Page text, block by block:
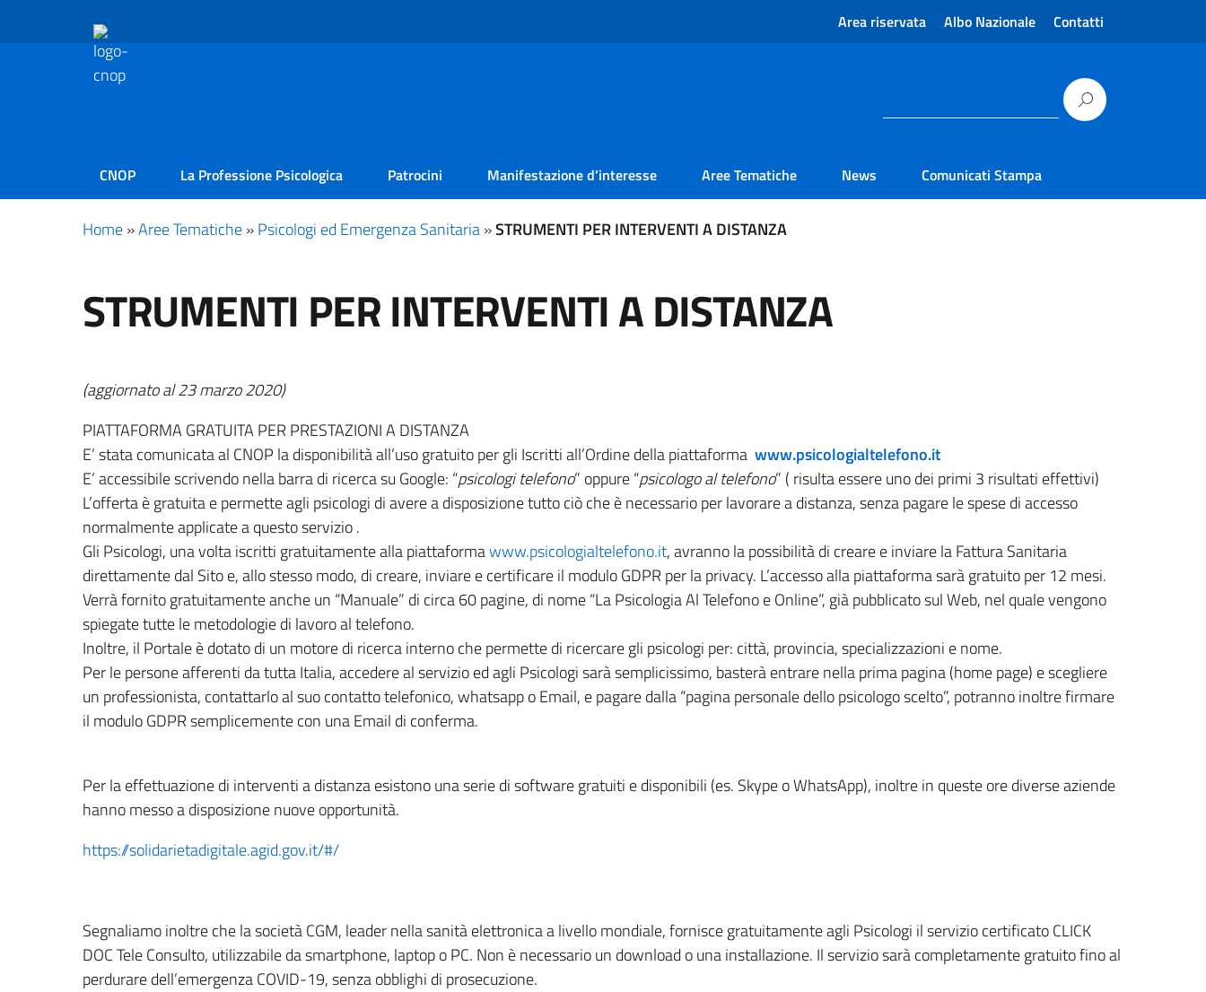
Area riservata Albo Nazionale Contatti
CNOP La Professione Psicologica Patrocini Manifestazione d’interesse Aree Tematiche News Comunicati Stampa
Home»Aree Tematiche»Psicologi ed Emergenza Sanitaria»STRUMENTI PER INTERVENTI A DISTANZA
STRUMENTI PER INTERVENTI A DISTANZA
(aggiornato al 23 marzo 2020)
PIATTAFORMA GRATUITA PER PRESTAZIONI A DISTANZA
E’ stata comunicata al CNOP la disponibilità all’uso gratuito per gli Iscritti all’Ordine della piattaforma www.psicologialtelefono.it
E’ accessibile scrivendo nella barra di ricerca su Google: “psicologi telefono” oppure “psicologo al telefono” ( risulta essere uno dei primi 3 risultati effettivi)
L’offerta è gratuita e permette agli psicologi di avere a disposizione tutto ciò che è necessario per lavorare a distanza, senza pagare le spese di accesso
normalmente applicate a questo servizio .
Gli Psicologi, una volta iscritti gratuitamente alla piattaformawww.psicologialtelefono.it, avranno la possibilità di creare e inviare la Fattura Sanitaria
direttamente dal Sito e, allo stesso modo, di creare, inviare e certificare il modulo GDPR per la privacy. L’accesso alla piattaforma sarà gratuito per 12 mesi.
Verrà fornito gratuitamente anche un “Manuale” di circa 60 pagine, di nome “La Psicologia Al Telefono e Online”, già pubblicato sul Web, nel quale vengono
spiegate tutte le metodologie di lavoro al telefono.
Inoltre, il Portale è dotato di un motore di ricerca interno che permette di ricercare gli psicologi per: città, provincia, specializzazioni e nome.
Per le persone afferenti da tutta Italia, accedere al servizio ed agli Psicologi sarà semplicissimo, basterà entrare nella prima pagina (home page) e scegliere
un professionista, contattarlo al suo contatto telefonico, whatsapp o Email, e pagare dalla “pagina personale dello psicologo scelto”, potranno inoltre firmare
il modulo GDPR semplicemente con una Email di conferma.
Per la effettuazione di interventi a distanza esistono una serie di software gratuiti e disponibili (es. Skype o WhatsApp), inoltre in queste ore diverse aziende
hanno messo a disposizione nuove opportunità.
https://solidarietadigitale.agid.gov.it/#/
Segnaliamo inoltre che la società CGM, leader nella sanità elettronica a livello mondiale, fornisce gratuitamente agli Psicologi il servizio certificato CLICK
DOC Tele Consulto, utilizzabile da smartphone, laptop o PC. Non è necessario un download o una installazione. Il servizio sarà completamente gratuito fino al
perdurare dell’emergenza COVID-19, senza obblighi di prosecuzione.